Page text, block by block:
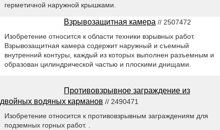
герметичной наружной крышками.
Взрывозащитная камера // 2507472
Изобретение относится к области техники взрывных работ.
Взрывозащитная камера содержит наружный и съемный
внутренний контуры, каждый из которых выполнен разъемным и
образован цилиндрической частью и плоскими днищами.
Противовзрывное заграждение из
двойных водяных карманов // 2490471
Изобретение относится к противовзрывным заграждениям для
подземных горных работ. .